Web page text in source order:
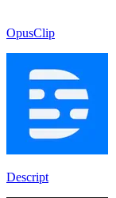
OpusClip
Descript